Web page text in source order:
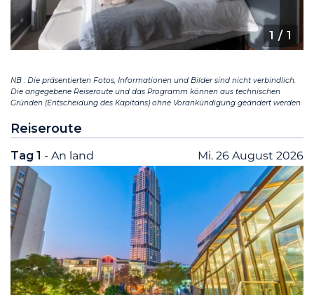
1 / 1
NB : Die präsentierten Fotos, Informationen und Bilder sind nicht verbindlich.
Die angegebene Reiseroute und das Programm können aus technischen
Gründen (Entscheidung des Kapitäns) ohne Vorankündigung geändert werden.
Reiseroute
Tag 1 - An land Mi. 26 August 2026